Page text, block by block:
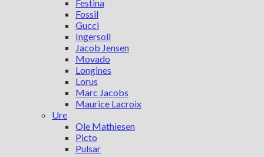
Festina
Fossil
Gucci
Ingersoll
Jacob Jensen
Movado
Longines
Lorus
Marc Jacobs
Maurice Lacroix
Ure
Ole Mathiesen
Picto
Pulsar